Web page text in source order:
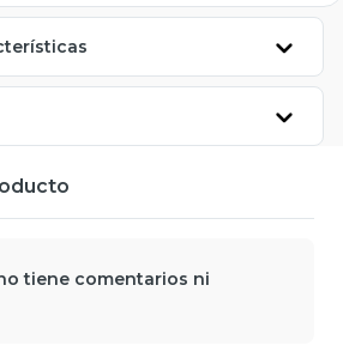
tiene comentarios ni